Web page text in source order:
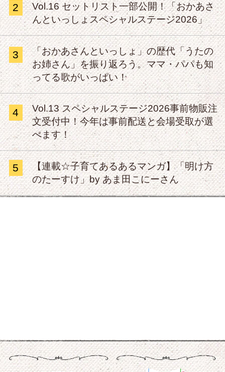
2
Vol.16 セットリスト一部公開！「おかあさ
んといっしょスペシャルステージ2026」
3
「おかあさんといっしょ」の歴代「うたの
お姉さん」を振り返ろう。ママ・パパも知
ってる歌がいっぱい！
4
Vol.13 スペシャルステージ2026事前物販注
文受付中！今年は事前配送と会場受取が選
べます！
5
【連載☆子育てあるあるマンガ】「明け方
のたーすけ」by あま田こにーさん